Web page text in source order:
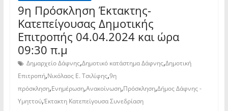
9η Πρόσκληση Έκτακτης-
Κατεπείγουσας Δημοτικής
Επιτροπής 04.04.2024 και ώρα
09:30 π.μ
Δημαρχείο Δάφνης,Δημοτικό κατάστημα Δάφνης,Δημοτική
Επιτροπή,Νικόλαος Ε. Τσιλίφης,9η
πρόσκληση,Ενημέρωση,Ανακοίνωση,Πρόσκληση,Δήμος Δάφνης -
Υμηττού,Έκτακτη Κατεπείγουσα Συνεδρίαση